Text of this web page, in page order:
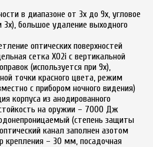
в диапазоне от 3х до 9х, угловое
3х), большое удаление выходного
оптических поверхностей
сетка X02i с вертикальной
(используется при 9х),
точки красного цвета, режим
с прибором ночного видения)
корпуса из анодированного
на оружии – 7000 Дж
(степень защиты
канал заполнен азотом
крепления – 30 мм, посадочная